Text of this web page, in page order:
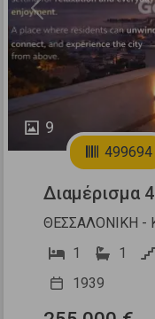
9
Previous
499694
Διαμέρισμα
ΘΕΣΣΑΛΟΝΙΚΗ -
1
1
1939